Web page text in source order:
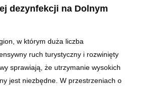
dezynfekcji na Dolnym
w którym duża liczba
ruch turystyczny i rozwinięty
sprawiają, że utrzymanie wysokich
jest niezbędne. W przestrzeniach o